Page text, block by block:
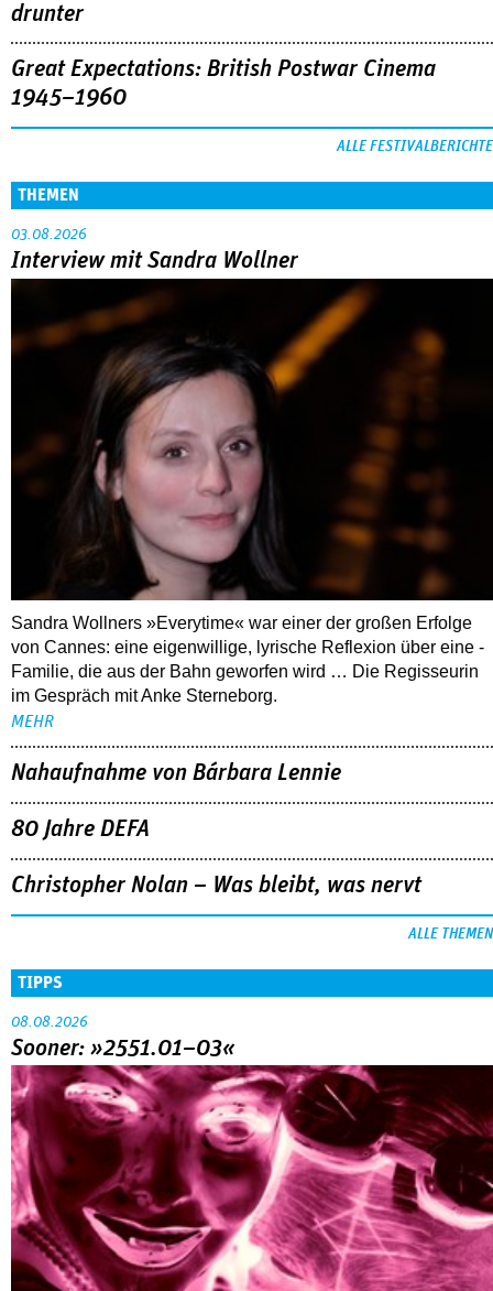
drunter
Great Expectations: British Postwar Cinema
1945–1960
ALLE FESTIVALBERICHTE
THEMEN
03.08.2026
Interview mit Sandra Wollner
Sandra Wollners »Everytime« war einer der großen Erfolge
von Cannes: eine eigenwillige, lyrische Reflexion über eine ­
Familie, die aus der Bahn geworfen wird … Die Regisseurin
im Gespräch mit Anke Sterneborg.
MEHR
Nahaufnahme von Bárbara Lennie
80 Jahre DEFA
Christopher Nolan – Was bleibt, was nervt
ALLE THEMEN
TIPPS
08.08.2026
Sooner: »2551.01–03«